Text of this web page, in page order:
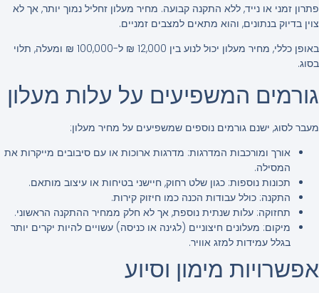
פתרון זמני או נייד, ללא התקנה קבועה. מחיר מעלון זחליל נמוך יותר, אך לא
צוין בדיוק בנתונים, והוא מתאים למצבים זמניים.
באופן כללי, מחיר מעלון יכול לנוע בין 12,000 ₪ ל-100,000 ₪ ומעלה, תלוי
בסוג.
גורמים המשפיעים על עלות מעלון
מעבר לסוג, ישנם גורמים נוספים שמשפיעים על מחיר מעלון:
אורך ומורכבות המדרגות: מדרגות ארוכות או עם סיבובים מייקרות את
המסילה.
תכונות נוספות: כגון שלט רחוק, חיישני בטיחות או עיצוב מותאם.
התקנה: כולל עבודות הכנה כמו חיזוק קירות.
תחזוקה: עלות שנתית נוספת, אך לא חלק ממחיר ההתקנה הראשוני.
מיקום: מעלונים חיצוניים (לגינה או כניסה) עשויים להיות יקרים יותר
בגלל עמידות למזג אוויר.
אפשרויות מימון וסיוע